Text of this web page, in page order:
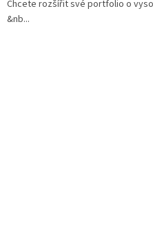
č
l
Chcete rozšířit své portfolio o
&nb...